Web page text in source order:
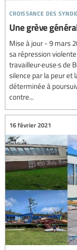
croissance des
Une grève
Mise à jour - 9 mars
sa répression
travailleur·euse·s de
silence par la peur et
déterminée à
contre...
16 février 2021